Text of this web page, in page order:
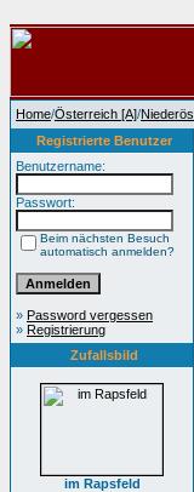
Home/Österreich [A]/
Registrierte Benutzer
Benutzername:
Passwort:
Beim nächsten Besuch
automatisch anmelden?
» Password vergessen
» Registrierung
Zufallsbild
im Rapsfeld